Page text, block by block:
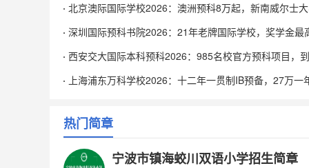
值不值得？
北京澳际国际学校2026：澳洲预科8万起，新南威尔士
车到底靠不靠谱？
深圳国际预科书院2026：21年老牌国际学校，奖学金最
是真的吗？
西安交大国际本科预科2026：985名校官方预科项目，
靠谱？
上海浦东万科学校2026：十二年一贯制IB预备，27万一
热门简章
宁波市镇海蛟川双语小学招生简章